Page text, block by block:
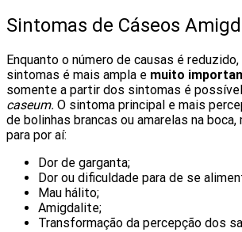
Sintomas de Cáseos
Enquanto o número de causas é
sintomas é mais ampla e muito
somente a partir dos sintomas é
caseum. O sintoma principal e mais
de bolinhas brancas ou amarelas na
para por aí:
Dor de garganta;
Dor ou dificuldade para de se
Mau hálito;
Amigdalite;
Transformação da percepção dos